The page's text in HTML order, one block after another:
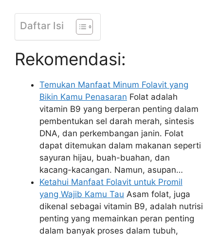
Daftar Isi
Rekomendasi:
Temukan Manfaat Minum Folavit yang
Bikin Kamu Penasaran Folat adalah
vitamin B9 yang berperan penting dalam
pembentukan sel darah merah, sintesis
DNA, dan perkembangan janin. Folat
dapat ditemukan dalam makanan seperti
sayuran hijau, buah-buahan, dan
kacang-kacangan. Namun, asupan…
Ketahui Manfaat Folavit untuk Promil
yang Wajib Kamu Tau Asam folat, juga
dikenal sebagai vitamin B9, adalah nutrisi
penting yang memainkan peran penting
dalam banyak proses dalam tubuh,